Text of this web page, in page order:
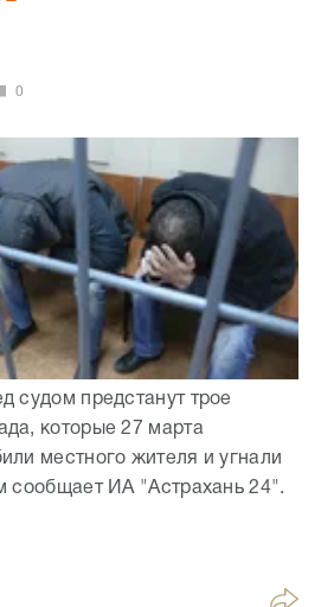
0
судом предстанут трое
которые 27 марта
местного жителя и угнали
сообщает ИА "Астрахань 24".